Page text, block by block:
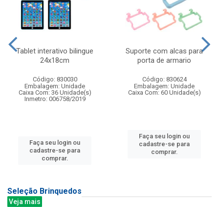
Tablet interativo bilingue
24x18cm
Código: 830030
Embalagem: Unidade
Caixa Com: 36 Unidade(s)
Inmetro: 006758/2019
Faça seu login ou
cadastre-se para
comprar.
Suporte com alcas para
porta de armario
Código: 830624
Embalagem: Unidade
Caixa Com: 60 Unidade(s)
Faça seu login ou
cadastre-se para
comprar.
Seleção Brinquedos
Veja mais